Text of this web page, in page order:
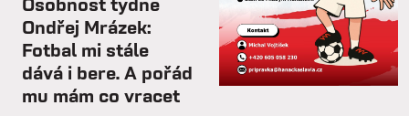
Hlavní trenér Lukáš Kříž v
rozhovoru hodnotí dosavadní
průběh zimní...
so 31.1.
Ondřej Mrázek:
Fotbal mi stále
dává i bere. A pořád
mu mám co vracet